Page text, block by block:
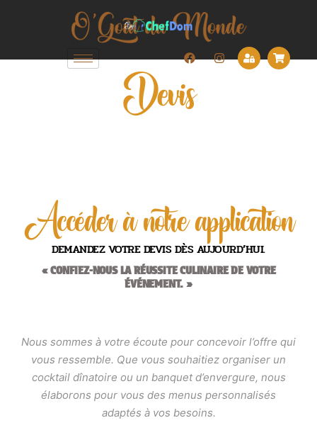
Devis
DEMANDE DE DEVIS
Accéder à notre application
DEMANDEZ VOTRE DEVIS DÈS AUJOURD’HUI.
« CONFIEZ-NOUS LA RÉUSSITE CULINAIRE DE VOTRE
ÉVÉNEMENT. »
Nous sommes à votre écoute pour concevoir l’offre qui
vous ressemble. Que vous souhaitiez organiser un
cocktail dînatoire ou un banquet d’envergure, nous
élaborons pour vous des menus personnalisés
adaptés à vos besoins.